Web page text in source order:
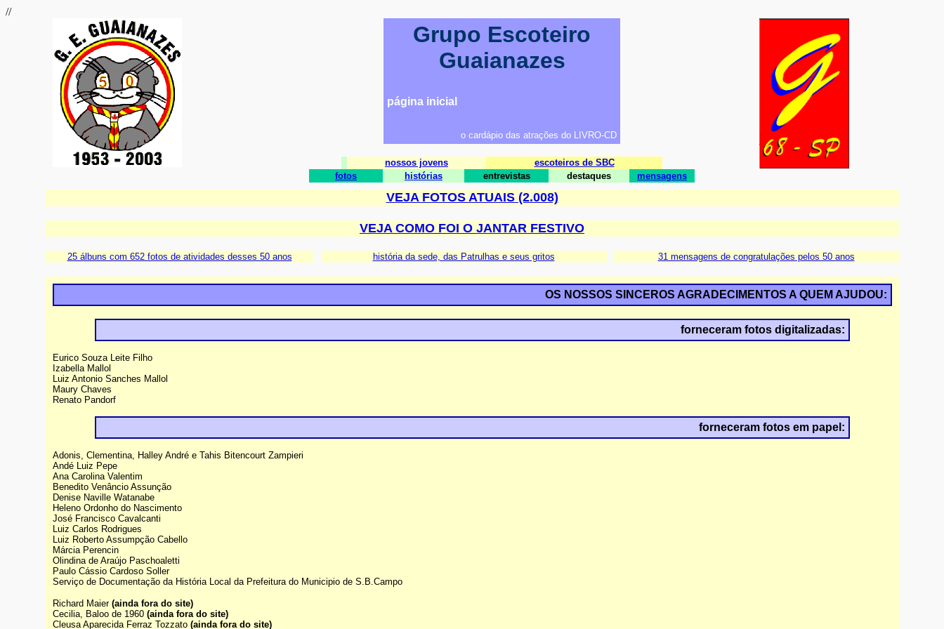
//
Grupo Escoteiro
Guaianazes
página inicial
o cardápio das atrações do LIVRO-CD
nossos jovens
escoteiros de SBC
fotos
histórias entrevistas destaques mensagens
VEJA FOTOS ATUAIS (2.008)
VEJA COMO FOI O JANTAR FESTIVO
25 álbuns com 652 fotos de atividades desses 50 anos história da sede, das Patrulhas e seus gritos 31 mensagens de congratulações pelos 50 anos
OS NOSSOS SINCEROS AGRADECIMENTOS A QUEM AJUDOU:
forneceram fotos digitalizadas:
Eurico Souza Leite Filho
Izabella Mallol
Luiz Antonio Sanches Mallol
Maury Chaves
Renato Pandorf
forneceram fotos em papel:
Adonis, Clementina, Halley André e Tahis Bitencourt Zampieri
Andé Luiz Pepe
Ana Carolina Valentim
Benedito Venâncio Assunção
Denise Naville Watanabe
Heleno Ordonho do Nascimento
José Francisco Cavalcanti
Luiz Carlos Rodrigues
Luiz Roberto Assumpção Cabello
Márcia Perencin
Olindina de Araújo Paschoaletti
Paulo Cássio Cardoso Soller
Serviço de Documentação da História Local da Prefeitura do Municipio de S.B.Campo
Richard Maier (ainda fora do site)
Cecilia, Baloo de 1960(ainda fora do site)
Cleusa Aparecida Ferraz Tozzato(ainda fora do site)